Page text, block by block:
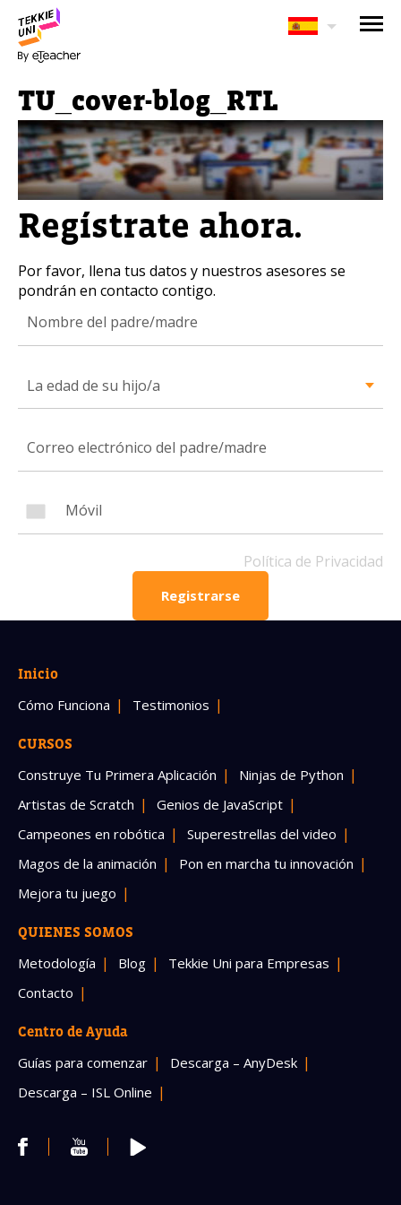
TU_cover-blog_RTL
Regístrate ahora.
Por favor, llena tus datos y nuestros asesores se
pondrán en contacto contigo.
La edad de su hijo/a
Política de Privacidad
Registrarse
Inicio
Cómo Funciona Testimonios
CURSOS
Construye Tu Primera Aplicación
Ninjas de Python
Artistas de Scratch
Genios de JavaScript
Campeones en robótica
Superestrellas del video
Magos de la animación
Pon en marcha tu innovación
Mejora tu juego
QUIENES SOMOS
Metodología Blog
Tekkie Uni para Empresas
Contacto
Centro de Ayuda
Guías para comenzar
Descarga – AnyDesk
Descarga – ISL Online
¿Te interesan nuestros
Nuestros asesores responderán tus
preguntas con gusto. Haz clic abajo para
dejar tu información.
Nombre completo del padre/madre
La edad de su hijo/a
La edad de su hijo/a
Número de celular
OBTENER INFORMACIÓN